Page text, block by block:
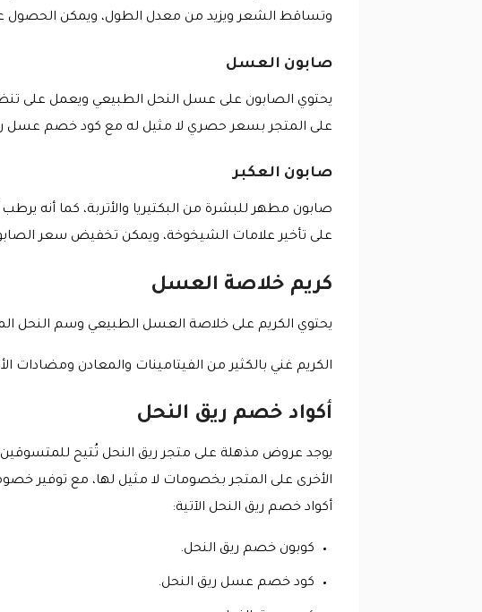
وتساقط الشعر ويزيد من معدل الطول، ويمكن الحصول
صابون العسل
يحتوي الصابون على عسل النحل الطبيعي ويعمل على
على المتجر بسعر حصري لا مثيل له مع كود خصم عسل
صابون العكبر
صابون مطهر للبشرة من البكتيريا والأتربة، كما أنه
على تأخير علامات الشيخوخة، ويمكن تخفيض سعر
كريم خلاصة العسل
يحتوي الكريم على خلاصة العسل الطبيعي وسم النحل
الكريم غني بالكثير من الفيتامينات والمعادن
أكواد خصم ريق النحل
يوجد عروض مذهلة على متجر ريق النحل تُتيح
الأخرى على المتجر بخصومات لا مثيل لها، مع توفير
أكواد خصم ريق النحل الآتية:
كوبون خصم ريق النحل.
كود خصم عسل ريق النحل.